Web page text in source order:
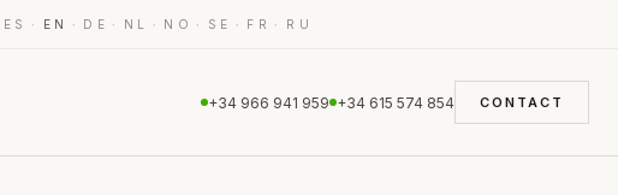
ES · EN · DE · NL · NO · SE · FR · RU
+34 966 941 959 +34 615 574 854 CONTACT